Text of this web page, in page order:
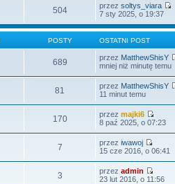
504 przez soltys_viara
7 sty 2025, o 19:37
POSTY OSTATNI POST
689 przez MatthewShisY
mniej niż minutę temu
81 przez MatthewShisY
11 minut temu
170 przez majki6
8 paź 2025, o 07:23
7 przez iwawoj
15 cze 2016, o 06:41
3 przez admin
23 lut 2016, o 11:56